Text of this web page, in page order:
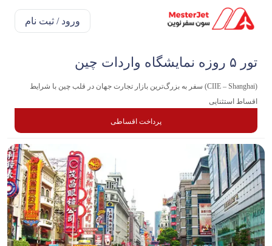
ورود / ثبت نام
تور ۵ روزه نمایشگاه واردات چین
(CIIE – Shanghai) سفر به بزرگ‌ترین بازار تجارت جهان در قلب چین با شرایط
اقساط استثنایی
پرداخت اقساطی